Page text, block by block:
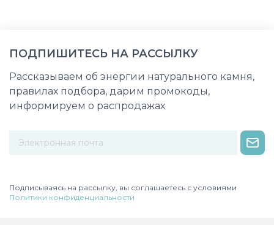
ПОДПИШИТЕСЬ НА РАССЫЛКУ
Рассказываем об энергии натурального камня,
правилах подбора, дарим промокоды,
информируем о распродажах
Подписываясь на рассылку, вы соглашаетесь с условиями
Политики конфиденциальности